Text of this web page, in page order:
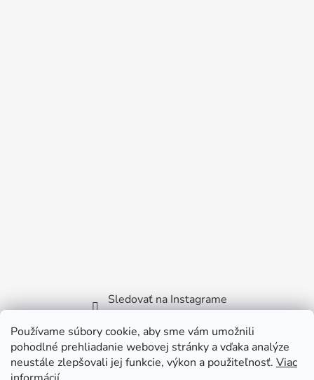
Používame súbory cookie, aby sme vám umožnili
pohodlné prehliadanie webovej stránky a vďaka analýze
neustále zlepšovali jej funkcie, výkon a použiteľnosť. Viac
Sledovať na Instagrame
Facebook